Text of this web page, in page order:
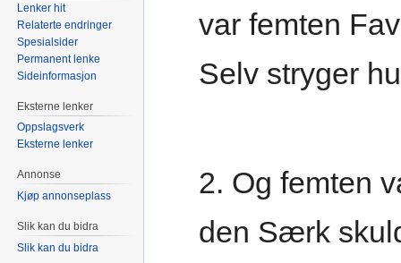
var femten
Selv stryger
2. Og femten
den Særk
Lenker hit
Relaterte endringer
Spesialsider
Permanent lenke
Sideinformasjon
Eksterne lenker
Oppslagsverk
Eksterne lenker
Annonse
Kjøp annonseplass
Slik kan du bidra
Slik kan du bidra